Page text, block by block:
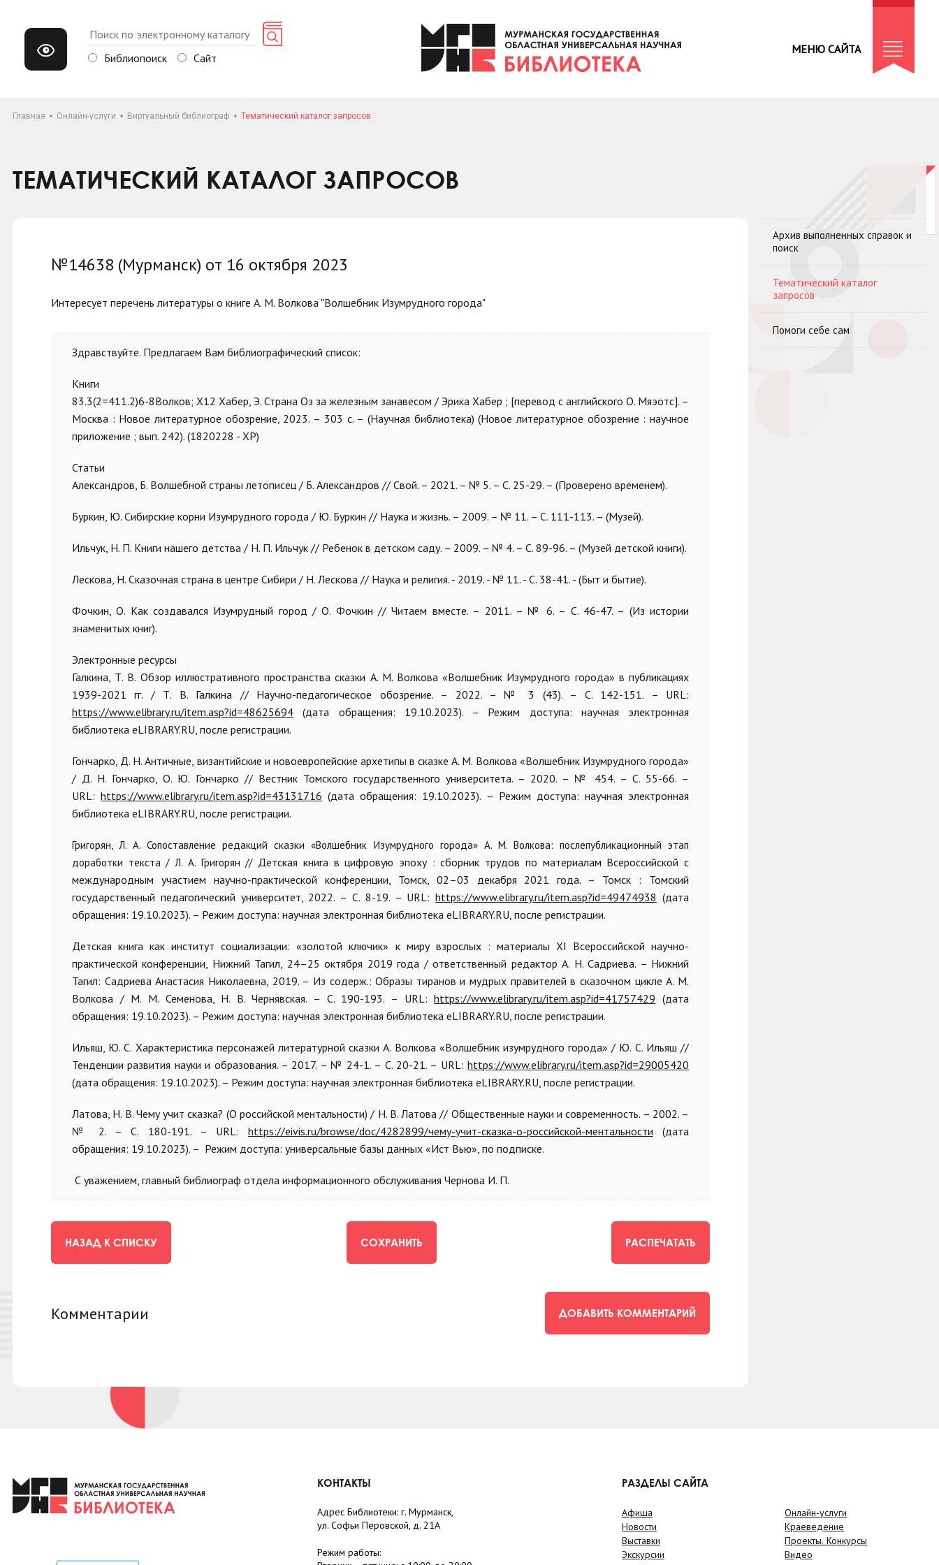
Библиопоиск Сайт
МЕНЮ САЙТА
Главная Онлайн-услуги Виртуальный библиограф Тематический каталог запросов
ТЕМАТИЧЕСКИЙ КАТАЛОГ ЗАПРОСОВ
№14638 (Мурманск) от 16 октября 2023
Интересует перечень литературы о книге А. М. Волкова "Волшебник Изумрудного города"
Здравствуйте. Предлагаем Вам библиографический список:
Книги
83.3(2=411.2)6-8Волков; Х12 Хабер, Э. Страна Оз за железным занавесом / Эрика Хабер ; [перевод с английского О. Мяэотс]. –
Москва : Новое литературное обозрение, 2023. – 303 с. – (Научная библиотека)(Новое литературное обозрение : научное
приложение ; вып. 242). (1820228 - ХР)
Статьи
Александров, Б. Волшебной страны летописец / Б. Александров // Свой. – 2021. – № 5. – С. 25-29. – (Проверено временем).
Буркин, Ю. Сибирские корни Изумрудного города / Ю. Буркин // Наука и жизнь. – 2009. – № 11. – С. 111-113. – (Музей).
Ильчук, Н. П. Книги нашего детства / Н. П. Ильчук // Ребенок в детском саду. – 2009. – № 4. – С. 89-96. – (Музей детской книги).
Лескова, Н. Сказочная страна в центре Сибири / Н. Лескова // Наука и религия. - 2019. - № 11. - С. 38-41. - (Быт и бытие).
Фочкин, О. Как создавался Изумрудный город / О. Фочкин // Читаем вместе. – 2011. – № 6. – С. 46-47. – (Из истории
знаменитых книг).
Электронные ресурсы
Галкина, Т. В. Обзор иллюстративного пространства сказки А. М. Волкова «Волшебник Изумрудного города» в публикациях
1939-2021 гг. / Т. В. Галкина // Научно-педагогическое обозрение. – 2022. – № 3 (43). – С. 142-151. – URL:
https://www.elibrary.ru/item.asp?id=48625694 (дата обращения: 19.10.2023). – Режим доступа: научная электронная
библиотека eLIBRARY.RU, после регистрации.
Гончарко, Д. Н. Античные, византийские и новоевропейские архетипы в сказке А. М. Волкова «Волшебник Изумрудного города»
/ Д. Н. Гончарко, О. Ю. Гончарко // Вестник Томского государственного университета. – 2020. – № 454. – С. 55-66. –
URL:https://www.elibrary.ru/item.asp?id=43131716 (дата обращения: 19.10.2023). – Режим доступа: научная электронная
библиотека eLIBRARY.RU, после регистрации.
Григорян,Л. А.Сопоставление редакций сказки «Волшебник Изумрудного города» А. М. Волкова: послепубликационный этап
доработки текста / Л. А. Григорян // Детская книга в цифровую эпоху : сборник трудов по материалам Всероссийской с
международным участием научно-практической конференции, Томск, 02–03 декабря 2021 года. – Томск : Томский
государственный педагогический университет, 2022. – С. 8-19. – URL:https://www.elibrary.ru/item.asp?id=49474938 (дата
обращения: 19.10.2023). – Режим доступа: научная электронная библиотека eLIBRARY.RU, после регистрации.
Детская книга как институт социализации: «золотой ключик» к миру взрослых : материалы XI Всероссийской научно-
практической конференции, Нижний Тагил, 24–25 октября 2019 года / ответственный редактор А. Н. Садриева. – Нижний
Тагил: Садриева Анастасия Николаевна, 2019. – Из содерж.: Образы тиранов и мудрых правителей в сказочном цикле А. М.
Волкова / М. М. Семенова, Н. В. Чернявская. – С. 190-193. – URL:https://www.elibrary.ru/item.asp?id=41757429 (дата
обращения: 19.10.2023). – Режим доступа: научная электронная библиотека eLIBRARY.RU, после регистрации.
Ильяш, Ю. С. Характеристика персонажей литературной сказки А. Волкова «Волшебник изумрудного города» / Ю. С. Ильяш //
Тенденции развития науки и образования. – 2017. – № 24-1. – С. 20-21. – URL: https://www.elibrary.ru/item.asp?id=29005420
(дата обращения: 19.10.2023). – Режим доступа: научная электронная библиотека eLIBRARY.RU, после регистрации.
Латова, Н. В. Чему учит сказка? (О российской ментальности) / Н. В. Латова // Общественные науки и современность. – 2002. –
№ 2. – С. 180-191. – URL: https://eivis.ru/browse/doc/4282899/чему-учит-сказка-о-российской-ментальности (дата
обращения: 19.10.2023). – Режим доступа: универсальные базы данных «Ист Вью», по подписке.
С уважением, главный библиограф отдела информационного обслуживания Чернова И. П.
НАЗАД К СПИСКУ СОХРАНИТЬ РАСПЕЧАТАТЬ
Комментарии ДОБАВИТЬ КОММЕНТАРИЙ
Архив выполненных справок и
поиск
Тематический каталог
запросов
Помоги себе сам
КОНТАКТЫ
Адрес Библиотеки: г. Мурманск,
ул. Софьи Перовской, д. 21А
Режим работы:
РАЗДЕЛЫ САЙТА
Афиша
Новости
Выставки
Экскурсии
Онлайн-услуги
Краеведение
Проекты. Конкурсы
Видео